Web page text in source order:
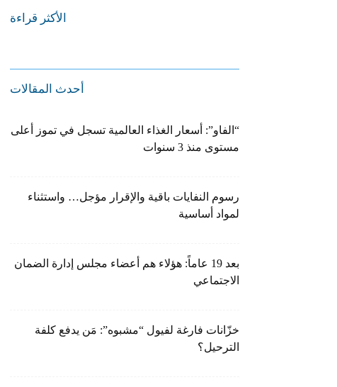
الأكثر قراءة
أحدث المقالات
“الفاو”: أسعار الغذاء العالمية تسجل في تموز أعلى
مستوى منذ 3 سنوات
رسوم النفايات باقية والإقرار مؤجل… واستثناء
لمواد أساسية
بعد 19 عاماً: هؤلاء هم أعضاء مجلس إدارة الضمان
الاجتماعي
خزّانات فارغة لفيول “مشبوه”: مَن يدفع كلفة
الترحيل؟